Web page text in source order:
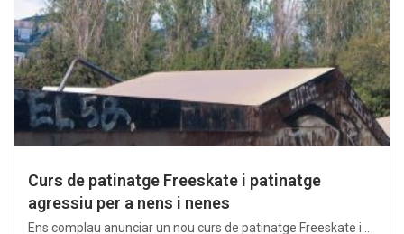
Curs de patinatge Freeskate i patinatge
agressiu per a nens i nenes
Ens complau anunciar un nou curs de patinatge Freeskate i...